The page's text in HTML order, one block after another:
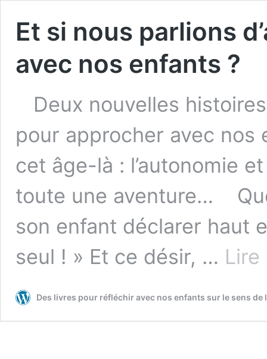
Et si nous parlions
avec nos enfants ?
Deux nouvelles
pour approcher avec nos
cet âge-là : l’autonomie
toute une aventure…
son enfant déclarer haut
seul ! » Et ce désir, …
Des livres pour réfléchir avec nos enfants sur le sens de